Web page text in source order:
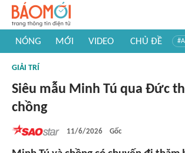
NÓNG MỚI VIDEO CHỦ ĐỀ
#Khám phá thế giới
GIẢI TRÍ
Siêu mẫu Minh Tú qua Đức
chồng
11/6/2026 Gốc